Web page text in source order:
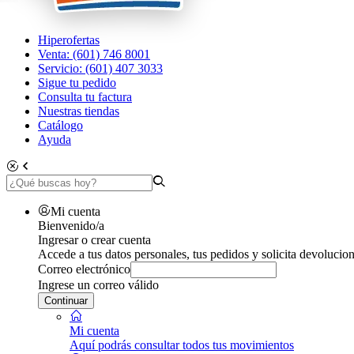
Hiperofertas
Venta: (601) 746 8001
Servicio: (601) 407 3033
Sigue tu pedido
Consulta tu factura
Nuestras tiendas
Catálogo
Ayuda
Mi cuenta
Bienvenido/a
Ingresar o crear cuenta
Accede a tus datos personales, tus pedidos y solicita
Correo electrónico
Ingrese un correo válido
Continuar
Mi cuenta
Aquí podrás consultar todos tus movimientos